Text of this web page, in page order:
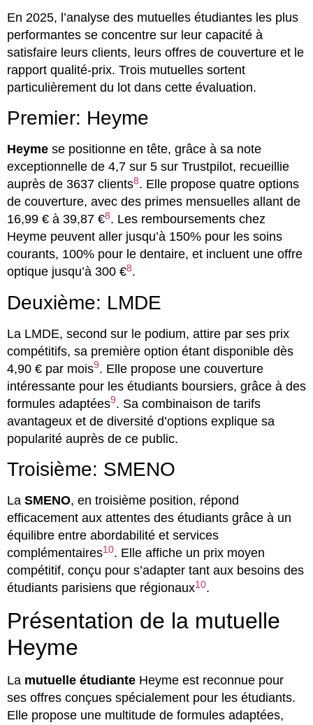
En 2025, l’analyse des mutuelles étudiantes les plus
performantes se concentre sur leur capacité à
satisfaire leurs clients, leurs offres de couverture et le
rapport qualité-prix. Trois mutuelles sortent
particulièrement du lot dans cette évaluation.
Premier: Heyme
Heyme se positionne en tête, grâce à sa note
exceptionnelle de 4,7 sur 5 sur Trustpilot, recueillie
auprès de 3637 clients8. Elle propose quatre options
de couverture, avec des primes mensuelles allant de
16,99 € à 39,87 €8. Les remboursements chez
Heyme peuvent aller jusqu’à 150% pour les soins
courants, 100% pour le dentaire, et incluent une offre
optique jusqu’à 300 €8.
Deuxième: LMDE
La LMDE, second sur le podium, attire par ses prix
compétitifs, sa première option étant disponible dès
4,90 € par mois9. Elle propose une couverture
intéressante pour les étudiants boursiers, grâce à des
formules adaptées9. Sa combinaison de tarifs
avantageux et de diversité d’options explique sa
popularité auprès de ce public.
Troisième: SMENO
La SMENO, en troisième position, répond
efficacement aux attentes des étudiants grâce à un
équilibre entre abordabilité et services
complémentaires10. Elle affiche un prix moyen
compétitif, conçu pour s’adapter tant aux besoins des
étudiants parisiens que régionaux10.
Présentation de la mutuelle
Heyme
La mutuelle étudiante Heyme est reconnue pour
ses offres conçues spécialement pour les étudiants.
Elle propose une multitude de formules adaptées,